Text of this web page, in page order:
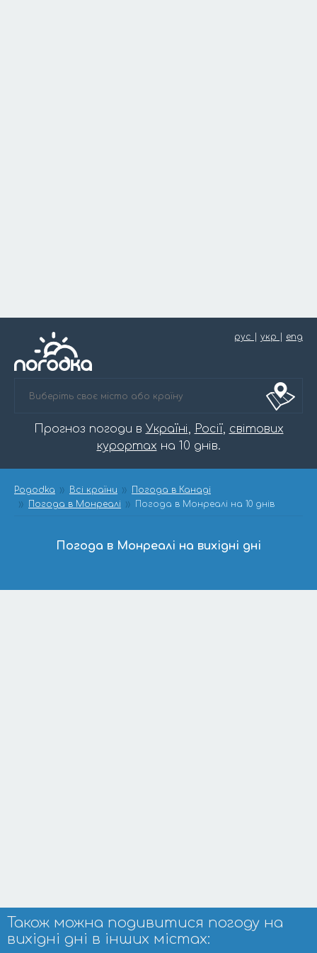
рус укр eng
Прогноз погоди в Україні, Росії, світових
курортах на 10 днів.
Pogodka Всі країни
Погода в Канаді
Погода в Монреалі
Погода в Монреалі на 10 днів
Погода в Монреалі на вихідні дні
Також можна подивитися погоду на
вихідні дні в інших містах: